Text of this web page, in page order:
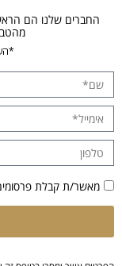
החברים שלנו הם
מאשר/ת קבלת